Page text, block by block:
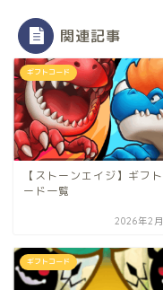
関連記事
ギフトコード
【ストーンエイジ】ギフ
ード一覧
2026年2
ギフトコード